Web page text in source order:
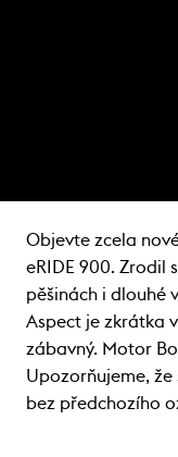
Objevte zcela
eRIDE 900. Zrodil
pěšinách i dlouhé
Aspect je zkrátka
zábavný. Motor
Upozorňujeme,
bez předchozího